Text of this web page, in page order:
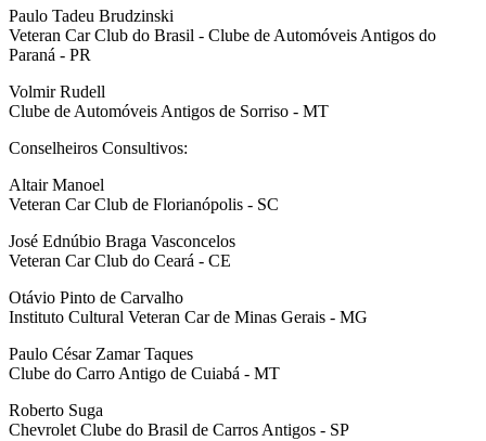
Paulo Tadeu Brudzinski
Veteran Car Club do Brasil - Clube de Automóveis Antigos do
Paraná - PR
Volmir Rudell
Clube de Automóveis Antigos de Sorriso - MT
Conselheiros Consultivos:
Altair Manoel
Veteran Car Club de Florianópolis - SC
José Ednúbio Braga Vasconcelos
Veteran Car Club do Ceará - CE
Otávio Pinto de Carvalho
Instituto Cultural Veteran Car de Minas Gerais - MG
Paulo César Zamar Taques
Clube do Carro Antigo de Cuiabá - MT
Roberto Suga
Chevrolet Clube do Brasil de Carros Antigos - SP